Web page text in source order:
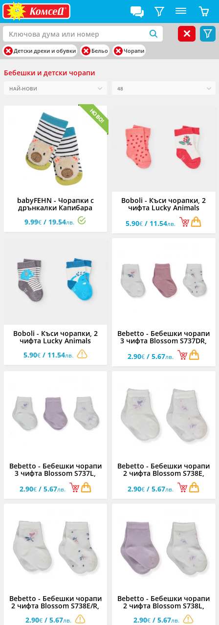
Детски дрехи и обувки Бельо Чорапи
Бебешки и детски чорапи
babyFEHN - Чорапки с
дрънкалки Капибара
9.99€ / 19.54лв.
Boboli - Къси чорапки, 2
чифта Lucky Animals
193003/3948, момиче, 16/24
5.90€ / 11.54лв.
Boboli - Къси чорапки, 2
чифта Lucky Animals
193003/2619, момче, 16/24
5.90€/ 11.54лв.
Bebetto - Бебешки чорапи
3 чифта Blossom S737DR,
2.90€ / 5.67лв.
Bebetto - Бебешки чорапи
3 чифта Blossom S737L,
2.90€/ 5.67лв.
Bebetto - Бебешки чорапи
2 чифта Blossom S738E,
2.90€ / 5.67лв.
Bebetto - Бебешки чорапи
2 чифта Blossom S738E/R,
момиче, 0-12 м.
2.90€/ 5.67лв.
Bebetto - Бебешки чорапи
2 чифта Blossom S738L,
момиче, 0-12 м.
2.90€ / 5.67лв.